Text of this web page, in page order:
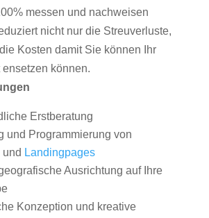
messen und nachweisen
nicht nur die Streuverluste,
Kosten damit Sie können Ihr
können.
Erstberatung
und Programmierung von
Landingpages
Ausrichtung auf Ihre
Konzeption und kreative